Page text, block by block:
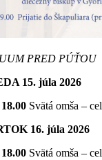
PRED PÚŤOU
15. júla 2026
18.00 Svätá omša –
16. júla 2026
18.00 Svätá omša –